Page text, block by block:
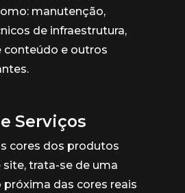
manutenção,
de infraestrutura,
conteúdo e outros
Serviços
cores dos produtos
trata-se de uma
das cores reais